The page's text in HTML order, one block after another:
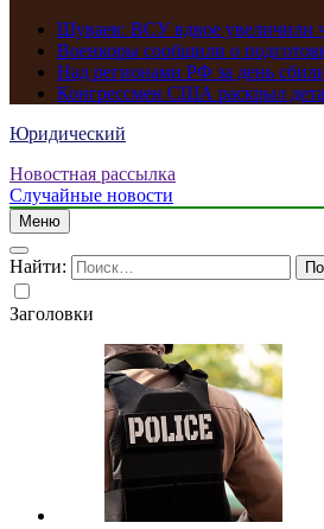
Шуваев: ВСУ вдвое увеличили
Военкоры сообщили о
Над регионами РФ за день
Конгрессмен США раскрыл
Юридический
Новостная рассылка
Случайные новости
Меню
Найти:
Заголовки